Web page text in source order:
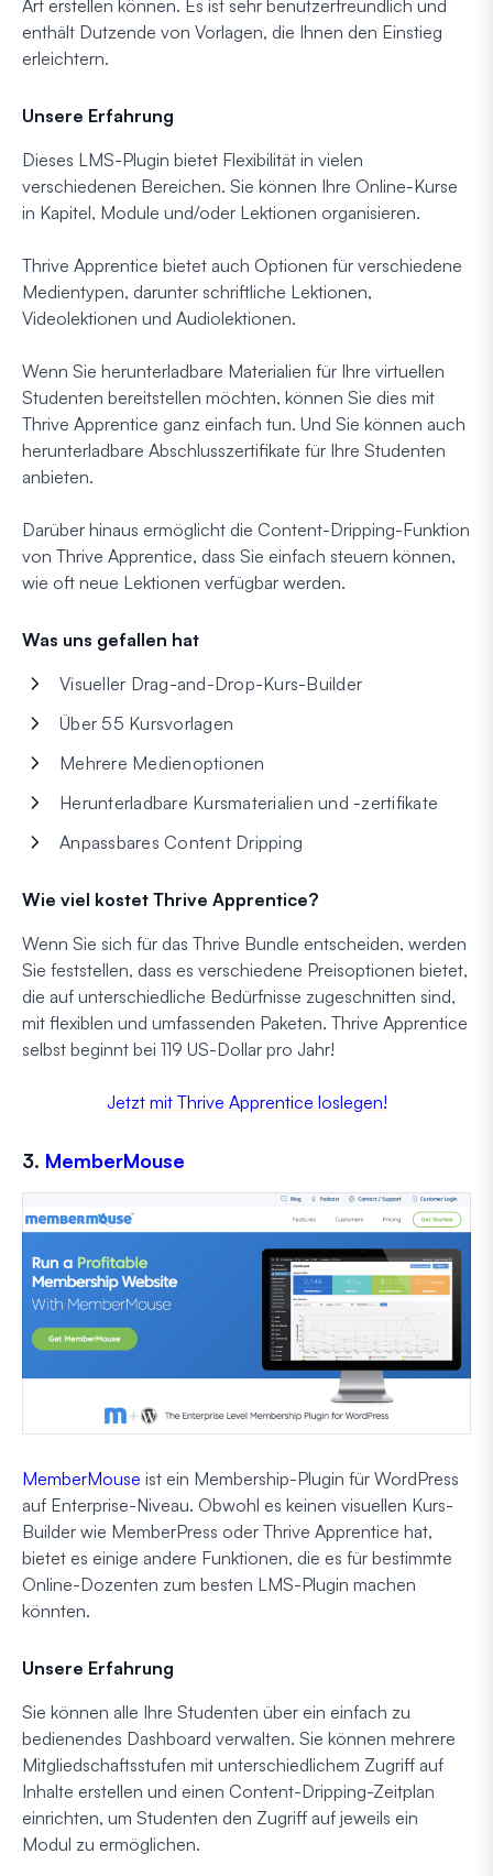
Art erstellen können. Es ist sehr benutzerfreundlich und
enthält Dutzende von Vorlagen, die Ihnen den Einstieg
erleichtern.
Unsere Erfahrung
Dieses LMS-Plugin bietet Flexibilität in vielen
verschiedenen Bereichen. Sie können Ihre Online-Kurse
in Kapitel, Module und/oder Lektionen organisieren.
Thrive Apprentice bietet auch Optionen für verschiedene
Medientypen, darunter schriftliche Lektionen,
Videolektionen und Audiolektionen.
Wenn Sie herunterladbare Materialien für Ihre virtuellen
Studenten bereitstellen möchten, können Sie dies mit
Thrive Apprentice ganz einfach tun. Und Sie können auch
herunterladbare Abschlusszertifikate für Ihre Studenten
anbieten.
Darüber hinaus ermöglicht die Content-Dripping-Funktion
von Thrive Apprentice, dass Sie einfach steuern können,
wie oft neue Lektionen verfügbar werden.
Was uns gefallen hat
Visueller Drag-and-Drop-Kurs-Builder
Über 55 Kursvorlagen
Mehrere Medienoptionen
Herunterladbare Kursmaterialien und -zertifikate
Anpassbares Content Dripping
Wie viel kostet Thrive Apprentice?
Wenn Sie sich für das Thrive Bundle entscheiden, werden
Sie feststellen, dass es verschiedene Preisoptionen bietet,
die auf unterschiedliche Bedürfnisse zugeschnitten sind,
mit flexiblen und umfassenden Paketen. Thrive Apprentice
selbst beginnt bei 119 US-Dollar pro Jahr!
Jetzt mit Thrive Apprentice loslegen!
3. MemberMouse
MemberMouse ist ein Membership-Plugin für WordPress
auf Enterprise-Niveau. Obwohl es keinen visuellen Kurs-
Builder wie MemberPress oder Thrive Apprentice hat,
bietet es einige andere Funktionen, die es für bestimmte
Online-Dozenten zum besten LMS-Plugin machen
könnten.
Unsere Erfahrung
Sie können alle Ihre Studenten über ein einfach zu
bedienendes Dashboard verwalten. Sie können mehrere
Mitgliedschaftsstufen mit unterschiedlichem Zugriff auf
Inhalte erstellen und einen Content-Dripping-Zeitplan
einrichten, um Studenten den Zugriff auf jeweils ein
Modul zu ermöglichen.